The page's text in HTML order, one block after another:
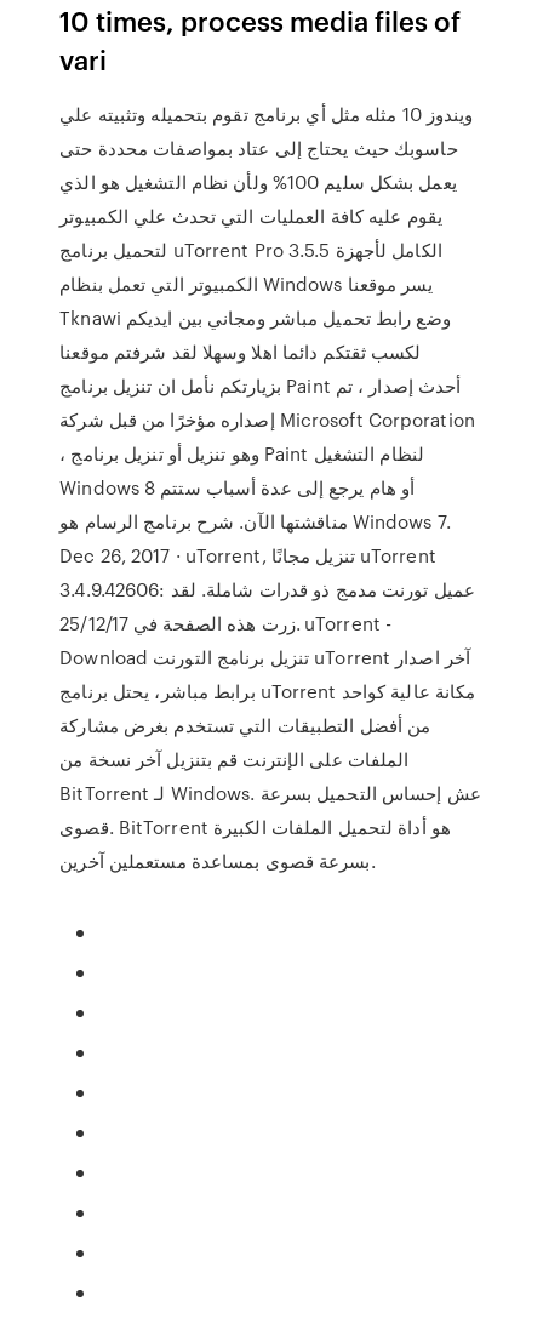
10 times, process media files of
vari
ويندوز 10 مثله مثل أي برنامج تقوم بتحميله وتثبيته علي
حاسوبك حيث يحتاج إلى عتاد بمواصفات محددة حتى
يعمل بشكل سليم 100% ولأن نظام التشغيل هو الذي
يقوم عليه كافة العمليات التي تحدث علي الكمبيوتر
لتحميل برنامج uTorrent Pro 3.5.5 الكامل لأجهزة
الكمبيوتر التي تعمل بنظام Windows يسر موقعنا
Tknawi وضع رابط تحميل مباشر ومجاني بين ايديكم
لكسب ثقتكم دائما اهلا وسهلا لقد شرفتم موقعنا
بزيارتكم نأمل ان تنزيل برنامج Paint أحدث إصدار ، تم
إصداره مؤخرًا من قبل شركة Microsoft Corporation
، وهو تنزيل أو تنزيل برنامج Paint لنظام التشغيل
Windows 8 أو هام يرجع إلى عدة أسباب ستتم
مناقشتها الآن. شرح برنامج الرسام هو Windows 7.
Dec 26, 2017 · uTorrent, تنزيل مجانًا uTorrent
3.4.9.42606: عميل تورنت مدمج ذو قدرات شاملة. لقد
زرت هذه الصفحة في 25/12/17. uTorrent -
Download تنزيل برنامج التورنت uTorrent آخر اصدار
برابط مباشر، يحتل برنامج uTorrent مكانة عالية كواحد
من أفضل التطبيقات التي تستخدم بغرض مشاركة
الملفات على الإنترنت قم بتنزيل آخر نسخة من
BitTorrent لـ Windows. عش إحساس التحميل بسرعة
قصوى. BitTorrent هو أداة لتحميل الملفات الكبيرة
بسرعة قصوى بمساعدة مستعملين آخرين.